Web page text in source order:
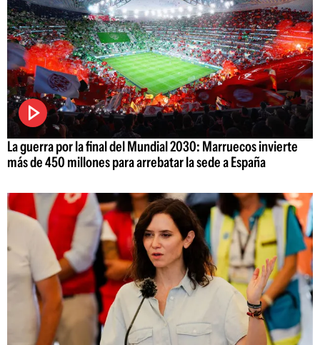
La guerra por la final del Mundial 2030: Marruecos invierte
más de 450 millones para arrebatar la sede a España